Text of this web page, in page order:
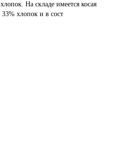
На складе имеется косая
33% хлопок и в сост